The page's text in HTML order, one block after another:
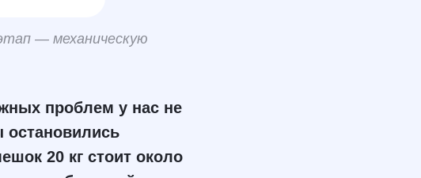
— механическую
проблем у нас не
20 кг стоит около